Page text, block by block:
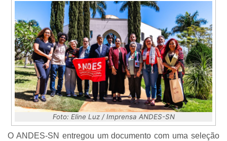
Foto: Eline Luz / Imprensa ANDES-SN
O ANDES-SN entregou um documento com uma seleção